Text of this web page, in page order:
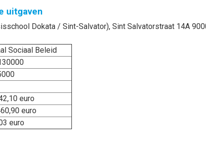
uitgaven
Dokata / Sint-Salvator), Sint Salvatorstraat 14A
Sociaal Beleid
euro
euro
euro